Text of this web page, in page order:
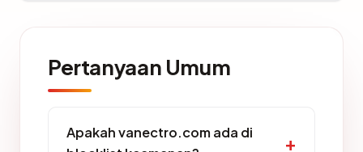
Pertanyaan Umum
Apakah vanectro.com ada di